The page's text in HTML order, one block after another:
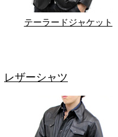
テーラードジャケット
レザーシャツ